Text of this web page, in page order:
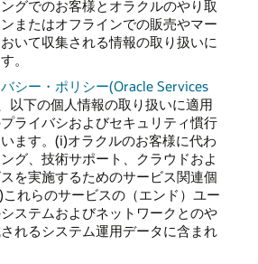
グでのお客様とオラクルのやり取
またはオフラインでの販売やマー
いて収集される情報の取り扱いに
。
シー・ポリシー(Oracle Services
以下の個人情報の取り扱いに適用
ライバシおよびセキュリティ慣行
ます。(i)オラクルのお客様に代わ
グ、技術サポート、クラウドおよ
を実施するためのサービス関連個
れらのサービスの（エンド）ユー
ステムおよびネットワークとのや
れるシステム運用データに含まれ